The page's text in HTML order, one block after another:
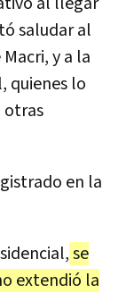
saludar al
y a la
quienes lo
otras
en la
se
extendió la